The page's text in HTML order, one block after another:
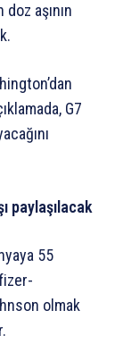
aşının
G7
paylaşılacak
55
olmak